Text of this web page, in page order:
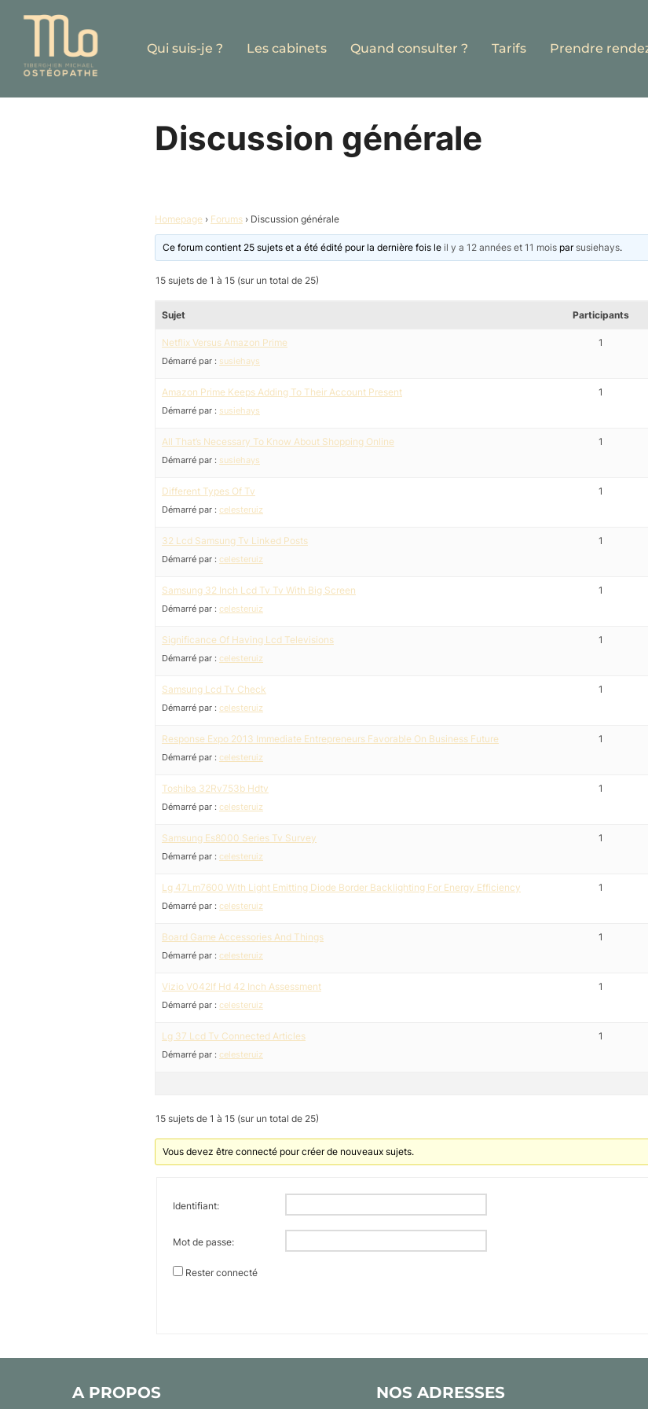
contenu
Qui suis-je ? Les cabinets Quand consulter ? Tarifs Prendre
Discussion générale
Homepage › Forums › Discussion générale
Ce forum contient 25 sujets et a été édité pour la dernière fois leil y a 12 années et 11 mois parsusiehays.
15 sujets de 1 à 15 (sur un total de 25)
Sujet Participants
Netflix Versus Amazon Prime
Démarré par : susiehays
1
Amazon Prime Keeps Adding To Their Account Present
Démarré par : susiehays
1
All That’s Necessary To Know About Shopping Online
Démarré par : susiehays
1
Different Types Of Tv
Démarré par : celesteruiz
1
32 Lcd Samsung Tv Linked Posts
Démarré par : celesteruiz
1
Samsung 32 Inch Lcd Tv Tv With Big Screen
Démarré par : celesteruiz
1
Significance Of Having Lcd Televisions
Démarré par : celesteruiz
1
Samsung Lcd Tv Check
Démarré par : celesteruiz
1
Response Expo 2013 Immediate Entrepreneurs Favorable On Business Future
Démarré par : celesteruiz
1
Toshiba 32Rv753b Hdtv
Démarré par : celesteruiz
1
Samsung Es8000 Series Tv Survey
Démarré par : celesteruiz
1
Lg 47Lm7600 With Light Emitting Diode Border Backlighting For Energy Efficiency
Démarré par : celesteruiz
1
Board Game Accessories And Things
Démarré par : celesteruiz
1
Vizio V042lf Hd 42 Inch Assessment
Démarré par : celesteruiz
1
Lg 37 Lcd Tv Connected Articles
Démarré par : celesteruiz
1
15 sujets de 1 à 15 (sur un total de 25)
Vous devez être connecté pour créer de nouveaux sujets.
Identifiant:
Mot de passe:
Rester connecté
A PROPOS NOS ADRESSES